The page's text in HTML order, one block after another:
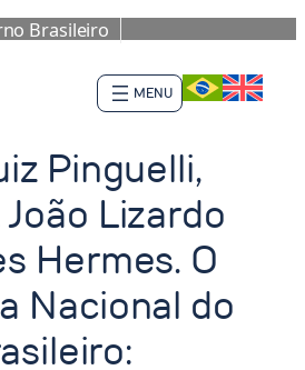
Brasileiro
al
contenido
Pinguelli,
João Lizardo
Hermes. O
Nacional do